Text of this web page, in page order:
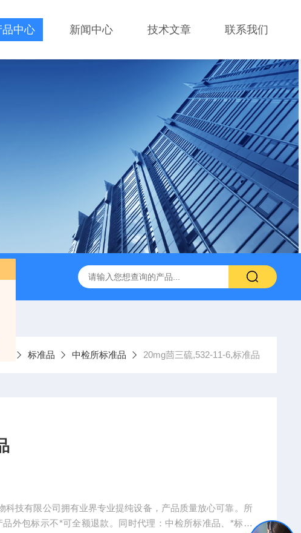
品中心 新闻中心 技术文章 联系我们
国产ELISA试剂盒,免费代测
标准品 中检所标准品 20mg茴三硫,532-11-6,标准品
科技有限公司拥有业界专业提纯设备，产品质量放心可靠。所
外包标示不*可全额退款。同时代理：中检所标准品、*标准